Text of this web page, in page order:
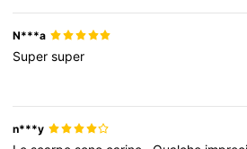
N***a
Supersuper
n***y